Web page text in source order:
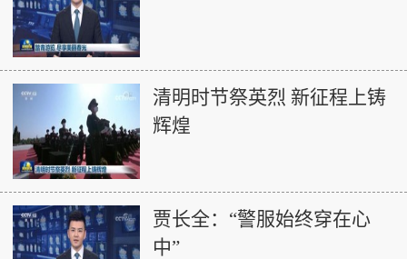
清明时节祭英烈 新征程上铸
辉煌
贾长全：“警服始终穿在心
中”